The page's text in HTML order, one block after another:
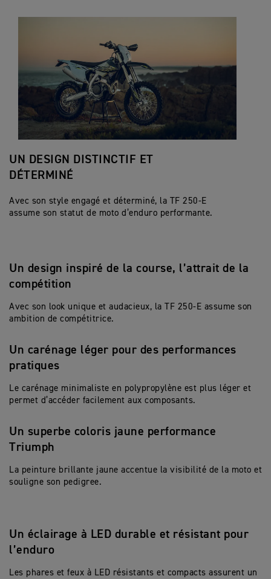
UN DESIGN DISTINCTIF ET
DÉTERMINÉ
Avec son style engagé et déterminé, la TF 250-E
assume son statut de moto d’enduro performante.
Un design inspiré de la course, l’attrait de la
compétition
Avec son look unique et audacieux, la TF 250-E assume son
ambition de compétitrice.
Un carénage léger pour des performances
pratiques
Le carénage minimaliste en polypropylène est plus léger et
permet d’accéder facilement aux composants.
Un superbe coloris jaune performance
Triumph
La peinture brillante jaune accentue la visibilité de la moto et
souligne son pedigree.
Un éclairage à LED durable et résistant pour
l’enduro
Les phares et feux à LED résistants et compacts assurent un